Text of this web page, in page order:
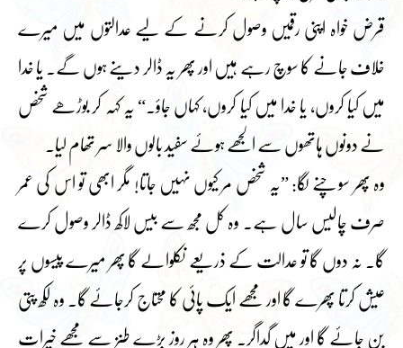
قرض خواہ اپنی رقمیں وصول کرنے کے لیے عدالتوں میں میرے
خلاف جانے کا سوچ رہے ہیں اور پھر یہ ڈالر دینے ہوں گے۔ یا خدا
میں کیا کروں، یا خدا میں کیا کروں، کہاں جاؤ۔“ یہ کہہ کر بوڑھے شخص
نے دونوں ہاتھوں سے الجھے ہوئے سفید بالوں والا سر تھام لیا۔
وہ پھر سوچنے لگا: ”یہ شخص مر کیوں نہیں جاتا! مگر ابھی تو اس کی عمر
صرف چالیس سال ہے۔ وہ کل مجھ سے بیس لاکھ ڈالر وصول کرے
گا۔ نہ دوں گا تو عدالت کے ذریعے نکلوالے گا پھر میرے پیسوں پر
عیش کرتا پھرے گا اور مجھے ایک پائی کا محتاج کرجائے گا۔ وہ لکھ پتی
بن جائے گا اور میں گداگر۔ پھر وہ ہر روز بڑے طنز سے مجھے خیرات